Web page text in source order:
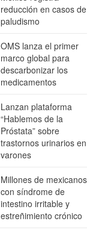
reducción en casos de
paludismo
OMS lanza el primer
marco global para
descarbonizar los
medicamentos
Lanzan plataforma
“Hablemos de la
Próstata” sobre
trastornos urinarios en
varones
Millones de mexicanos
con síndrome de
intestino irritable y
estreñimiento crónico